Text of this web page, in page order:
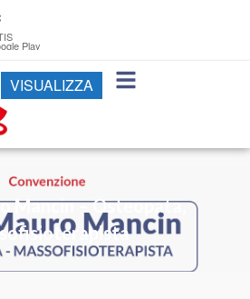
Mancin – Osteopata,
Play
VISUALIZZA